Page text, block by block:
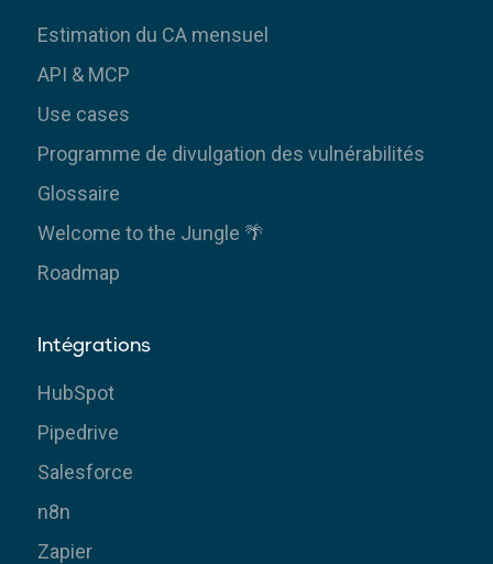
Estimation du CA mensuel
API & MCP
Use cases
Programme de divulgation des vulnérabilités
Glossaire
Welcome to the Jungle 🌴
Roadmap
Intégrations
HubSpot
Pipedrive
Salesforce
n8n
Zapier